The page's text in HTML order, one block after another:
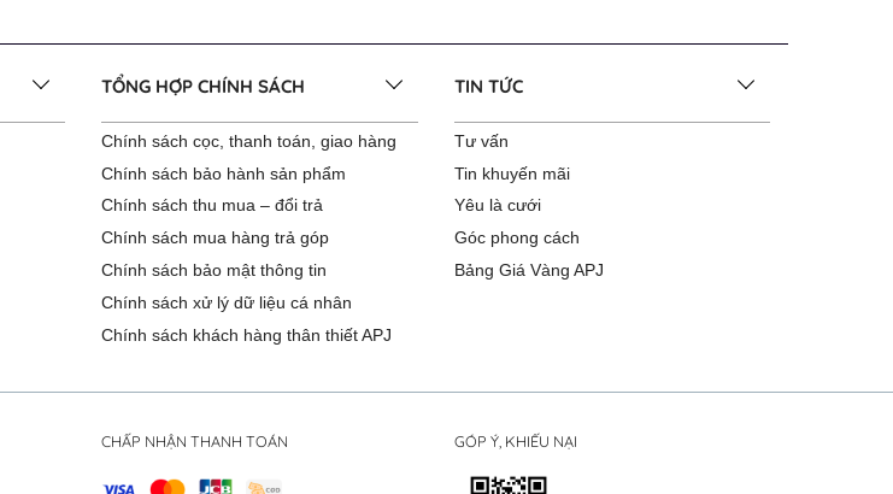
TỔNG HỢP CHÍNH SÁCH
Chính sách cọc, thanh toán, giao hàng
Chính sách bảo hành sản phẩm
Chính sách thu mua – đổi trả
Chính sách mua hàng trả góp
Chính sách bảo mật thông tin
Chính sách xử lý dữ liệu cá nhân
Chính sách khách hàng thân thiết APJ
TIN TỨC
Tư vấn
Tin khuyến mãi
Yêu là cưới
Góc phong cách
Bảng Giá Vàng APJ
CHẤP NHẬN THANH TOÁN GÓP Ý, KHIẾU NẠI